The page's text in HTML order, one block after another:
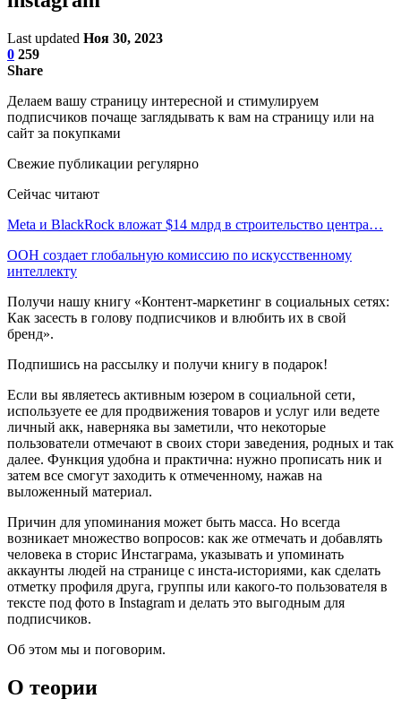
Last updated Ноя 30, 2023
0 259
Share
Делаем вашу страницу интересной и стимулируем
подписчиков почаще заглядывать к вам на страницу или на
сайт за покупками
Свежие публикации регулярно
Сейчас читают
Meta и BlackRock вложат $14 млрд в строительство центра…
ООН создает глобальную комиссию по искусственному
интеллекту
Получи нашу книгу «Контент-маркетинг в социальных сетях:
Как засесть в голову подписчиков и влюбить их в свой
бренд».
Подпишись на рассылку и получи книгу в подарок!
Если вы являетесь активным юзером в социальной сети,
используете ее для продвижения товаров и услуг или ведете
личный акк, наверняка вы заметили, что некоторые
пользователи отмечают в своих стори заведения, родных и так
далее. Функция удобна и практична: нужно прописать ник и
затем все смогут заходить к отмеченному, нажав на
выложенный материал.
Причин для упоминания может быть масса. Но всегда
возникает множество вопросов: как же отмечать и добавлять
человека в сторис Инстаграма, указывать и упоминать
аккаунты людей на странице с инста-историями, как сделать
отметку профиля друга, группы или какого-то пользователя в
тексте под фото в Instagram и делать это выгодным для
подписчиков.
Об этом мы и поговорим.
О теории